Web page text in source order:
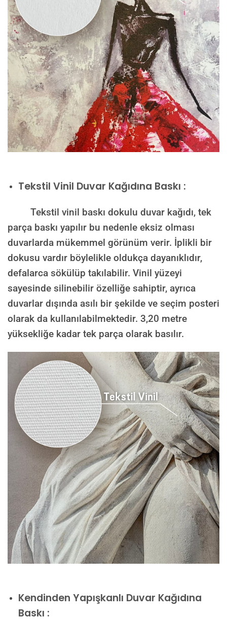
Tekstil Vinil Duvar Kağıdına Baskı :
Tekstil vinil baskı dokulu duvar kağıdı, tek
parça baskı yapılır bu nedenle eksiz olması
duvarlarda mükemmel görünüm verir. İplikli bir
dokusu vardır böylelikle oldukça dayanıklıdır,
defalarca sökülüp takılabilir. Vinil yüzeyi
sayesinde silinebilir özelliğe sahiptir, ayrıca
duvarlar dışında asılı bir şekilde ve seçim posteri
olarak da kullanılabilmektedir. 3,20 metre
yüksekliğe kadar tek parça olarak basılır.
Kendinden Yapışkanlı Duvar Kağıdına
Baskı :